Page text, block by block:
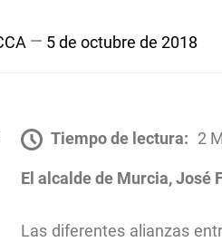
5 de octubre de 2018
Tiempo de lectura: 2
El alcalde de Murcia, José
Las diferentes alianzas